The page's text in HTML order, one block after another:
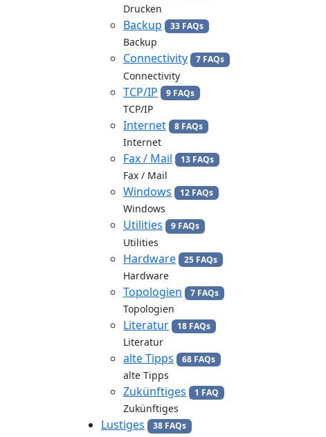
Drucken
Backup 33 FAQs
Backup
Connectivity 7 FAQs
Connectivity
TCP/IP 9 FAQs
TCP/IP
Internet 8 FAQs
Internet
Fax / Mail 13 FAQs
Fax / Mail
Windows 12 FAQs
Windows
Utilities 9 FAQs
Utilities
Hardware 25 FAQs
Hardware
Topologien 7 FAQs
Topologien
Literatur 18 FAQs
Literatur
alte Tipps 68 FAQs
alte Tipps
Zukünftiges 1 FAQ
Zukünftiges
Lustiges 38 FAQs